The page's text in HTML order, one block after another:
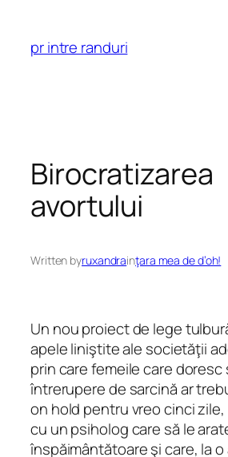
content
pr intre randuri
Birocratizarea
avortului
Written byruxandrainţara mea de d’oh!
Un nou proiect de lege
apele liniştite ale societăţii
prin care femeile care doresc
întrerupere de sarcină ar
on hold pentru vreo cinci
cu un psiholog care să le
înspăimântătoare şi care, la o